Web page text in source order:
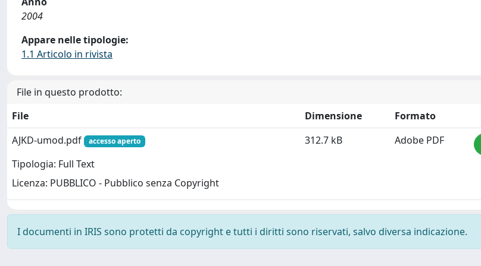
2004
Appare nelle tipologie:
1.1 Articolo in rivista
File in questo prodotto:
File
Dimensione
Formato
AJKD-umod.pdf
accesso aperto
Tipologia: Full Text
Licenza: PUBBLICO - Pubblico senza Copyright
312.7 kB Adobe PDF
I documenti in IRIS sono protetti da copyright e tutti i diritti sono riservati, salvo diversa indicazione.